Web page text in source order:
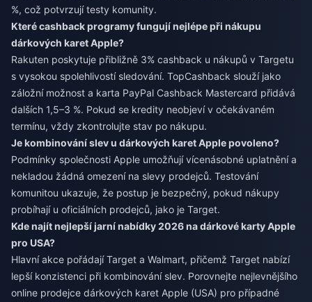
%, což potvrzují testy komunity.
Které cashback programy fungují nejlépe při nákupu
dárkových karet Apple?
Rakuten poskytuje přibližně 3% cashback u nákupů v Targetu
s vysokou spolehlivostí sledování. TopCashback slouží jako
záložní možnost a karta PayPal Cashback Mastercard přidává
dalších 1,5–3 %. Pokud se kredity neobjeví v očekávaném
termínu, vždy zkontrolujte stav po nákupu.
Je kombinování slev u dárkových karet Apple povoleno?
Podmínky společnosti Apple umožňují vícenásobné uplatnění a
nekladou žádná omezení na slevy prodejců. Testování
komunitou ukazuje, že postup je bezpečný, pokud nákupy
probíhají u oficiálních prodejců, jako je Target.
Kde najít nejlepší jarní nabídky 2026 na dárkové karty Apple
pro USA?
Hlavní akce pořádají Target a Walmart, přičemž Target nabízí
lepší konzistenci při kombinování slev. Porovnejte nejlevnějšího
online prodejce dárkových karet Apple (USA) pro případné